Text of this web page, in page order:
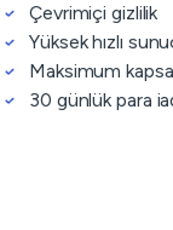
Çevrimiçi gizlilik
Yüksek hızlı
Maksimum
30 günlük para